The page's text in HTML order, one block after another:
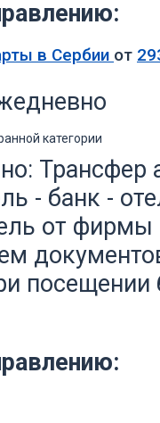
в Сербии от
категории
Трансфер
- банк -
от